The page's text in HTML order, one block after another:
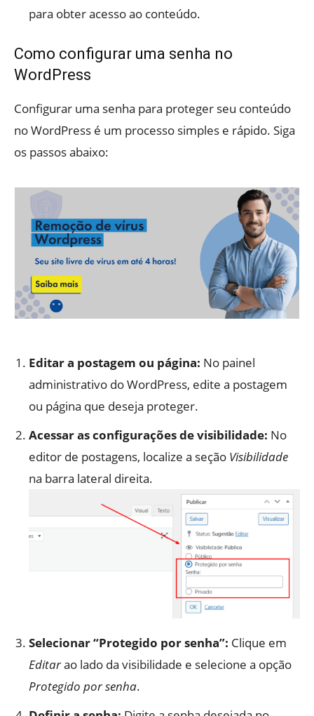
para obter acesso ao conteúdo.
Como configurar uma senha no
WordPress
Configurar uma senha para proteger seu conteúdo
no WordPress é um processo simples e rápido. Siga
os passos abaixo:
Editar a postagem ou página: No painel
administrativo do WordPress, edite a postagem
ou página que deseja proteger.
Acessar as configurações de visibilidade: No
editor de postagens, localize a seção Visibilidade
na barra lateral direita.
Selecionar “Protegido por senha”: Clique em
Editarao lado da visibilidade e selecione a opção
Protegido por senha.